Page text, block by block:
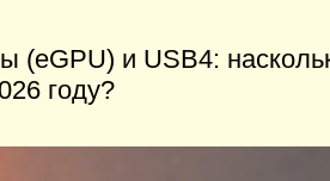
(eGPU) и USB4:
году?